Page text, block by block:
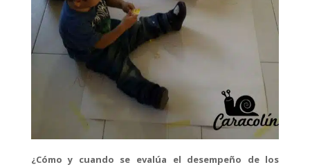
¿Cómo y cuando se evalúa el desempeño de los